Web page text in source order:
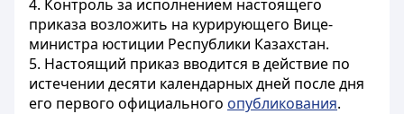
4. Контроль за исполнением настоящего
приказа возложить на курирующего Вице-
министра юстиции Республики Казахстан.
5. Настоящий приказ вводится в действие по
истечении десяти календарных дней после дня
его первого официального опубликования.